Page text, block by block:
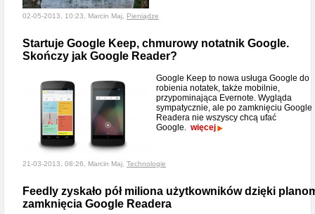
02-05-2013, 10:23, Marcin Maj, Pieniądze
Startuje Google Keep, chmurowy notatnik Google.
Skończy jak Google Reader?
Google Keep to nowa usługa Google do
robienia notatek, także mobilnie,
przypominająca Evernote. Wygląda
sympatycznie, ale po zamknięciu Google
Readera nie wszyscy chcą ufać
Google. więcej
21-03-2013, 08:26, Marcin Maj, Technologie
Feedly zyskało pół miliona użytkowników dzięki
zamknięcia Google Readera